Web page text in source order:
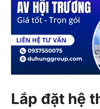
Lắp đặt hệ